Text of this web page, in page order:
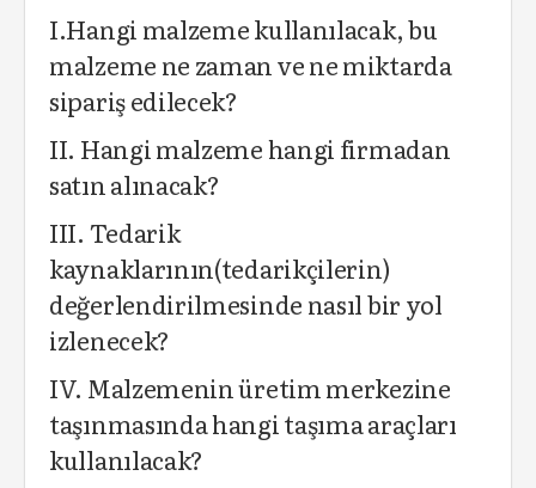
I.Hangi malzeme kullanılacak, bu
malzeme ne zaman ve ne miktarda
sipariş edilecek?
II. Hangi malzeme hangi firmadan
satın alınacak?
III. Tedarik
kaynaklarının(tedarikçilerin)
değerlendirilmesinde nasıl bir yol
izlenecek?
IV. Malzemenin üretim merkezine
taşınmasında hangi taşıma araçları
kullanılacak?